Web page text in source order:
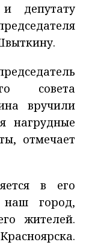
и депутату
совета
вручили
нагрудные
отмечает
в его
наш город,
жителей.